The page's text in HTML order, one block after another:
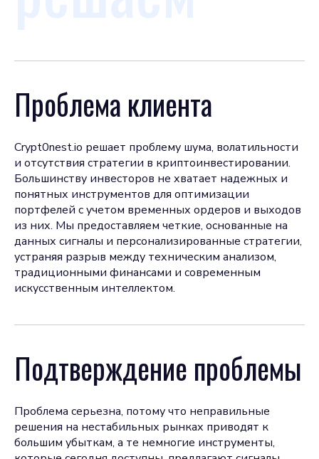
Проблема клиента
Crypt0nest.io решает проблему шума, волатильности
и отсутствия стратегии в криптоинвестировании.
Большинству инвесторов не хватает надежных и
понятных инструментов для оптимизации
портфелей с учетом временных ордеров и выходов
из них. Мы предоставляем четкие, основанные на
данных сигналы и персонализированные стратегии,
устраняя разрыв между техническим анализом,
традиционными финансами и современным
искусственным интеллектом.
Подтверждение проблемы
Проблема серьезна, потому что неправильные
решения на нестабильных рынках приводят к
большим убыткам, а те немногие инструменты,